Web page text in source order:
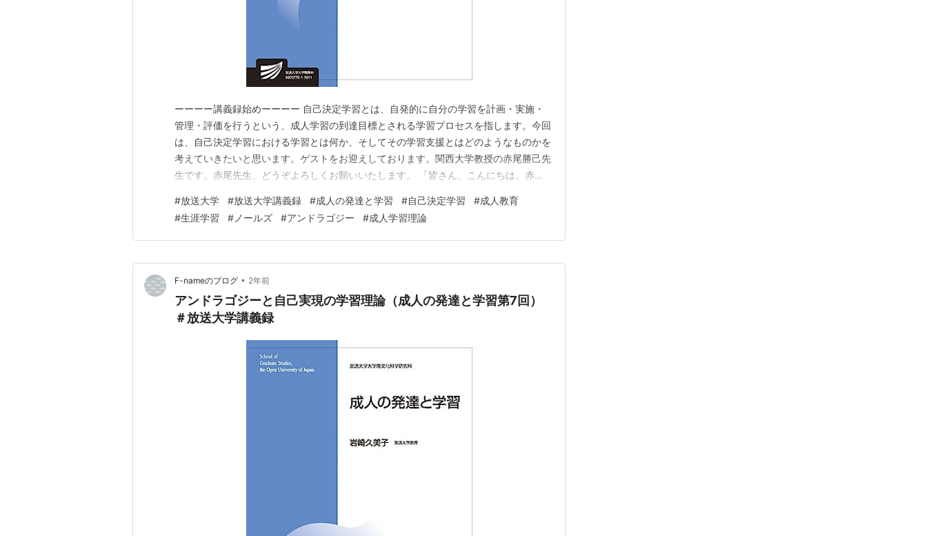
ーーーー講義録始めーーーー 自己決定学習とは、自発的に自分の学習を計画・実施・
管理・評価を行うという、成人学習の到達目標とされる学習プロセスを指します。今回
は、自己決定学習における学習とは何か、そしてその学習支援とはどのようなものかを
考えていきたいと思います。ゲストをお迎えしております。関西大学教授の赤尾勝己先
生です。赤尾先生、どうぞよろしくお願いいたします。 「皆さん、こんにちは。赤尾
をされる一方で、国内外の成人学習理論に関する解説書を多く執筆され、生涯学習に関
する理論を日本で広めてこられました。本日は、成人の学習…
#放送大学 #放送大学講義録 #成人の発達と学習 #自己決定学習 #成人教育
#生涯学習 # ノールズ #アンドラゴジー #成人学習理論
F-nameのブログ • 2年前
アンドラゴジーと自己実現の学習理論（成人の発達と学習第7回）
＃放送大学講義録